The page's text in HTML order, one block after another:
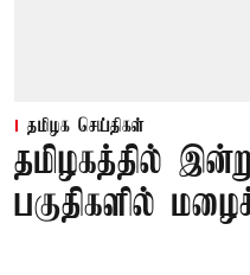
தமிழக செய்திகள்
தமிழகத்தில்
பகுதிகளில்